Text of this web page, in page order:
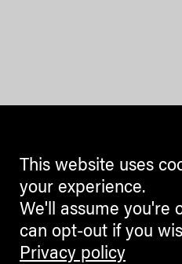
This website uses
your experience.
We'll assume you're
can opt-out if you
Privacy policy